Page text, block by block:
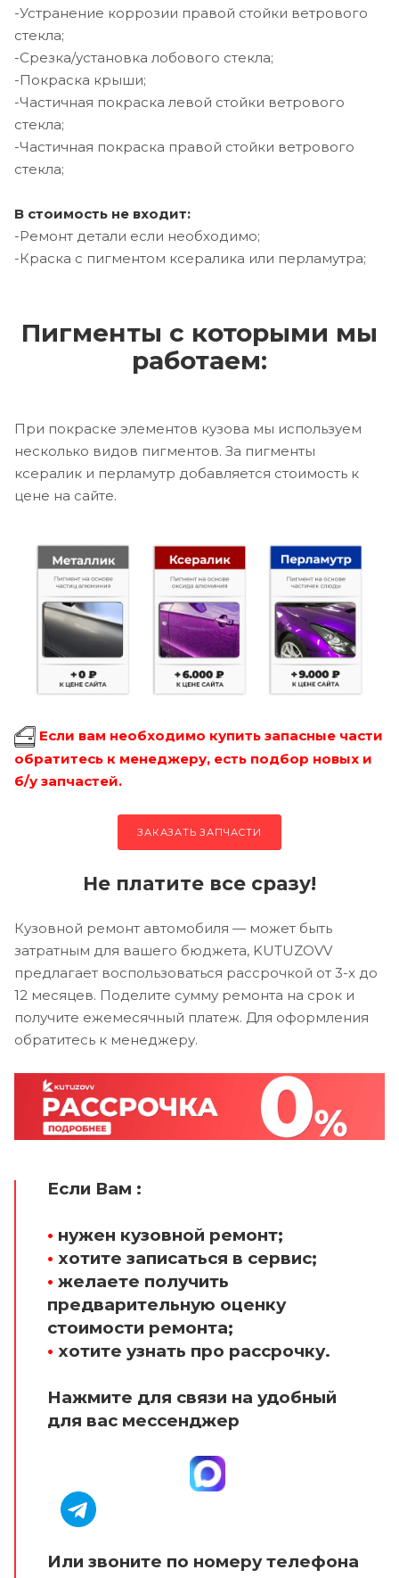
-Устранение коррозии правой стойки ветрового
стекла;
-Срезка/установка лобового стекла;
-Покраска крыши;
-Частичная покраска левой стойки ветрового
стекла;
-Частичная покраска правой стойки ветрового
стекла;
В стоимость не входит:
-Ремонт детали если необходимо;
-Краска с пигментом ксералика или перламутра;
Пигменты с которыми мы
работаем:
При покраске элементов кузова мы используем
несколько видов пигментов. За пигменты
ксералик и перламутр добавляется стоимость к
цене на сайте.
Если вам необходимо купить запасные части
обратитесь к менеджеру, есть подбор новых и
б/у запчастей.
ЗАКАЗАТЬ ЗАПЧАСТИ
Не платите все сразу!
Кузовной ремонт автомобиля — может быть
затратным для вашего бюджета, KUTUZOVV
предлагает воспользоваться рассрочкой от 3-х до
12 месяцев. Поделите сумму ремонта на срок и
получите ежемесячный платеж. Для оформления
обратитесь к менеджеру.
Если Вам :
• нужен кузовной ремонт;
• хотите записаться в сервис;
• желаете получить
предварительную оценку
стоимости ремонта;
• хотите узнать про рассрочку.
Нажмите для связи на удобный
для вас мессенджер
Или звоните по номеру телефона